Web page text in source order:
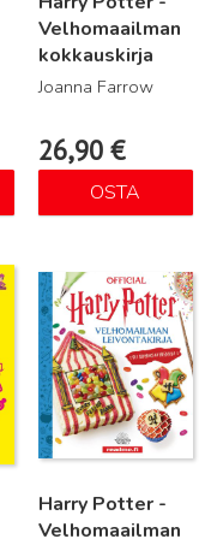
Velhomaailman
kokkauskirja
Joanna Farrow
26,90 €
OSTA
Harry Potter -
Velhomaailman